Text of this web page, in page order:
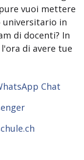
vuoi mettere
in
di docenti? In
di avere tue
Chat